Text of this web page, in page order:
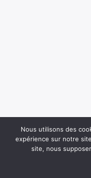
Nous utilisons des
expérience sur notre
site, nous